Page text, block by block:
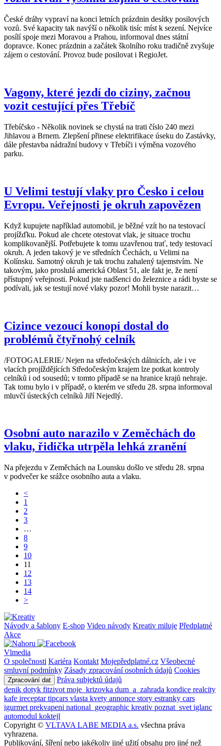
České dráhy vypraví na konci letních prázdnin desítky posilových
vozů. Své kapacity tak navýší o několik tisíc míst k sezení. Nejvíce
posílí spoje mezi Moravou a Prahou, informoval dnes státní
dopravce. Konec prázdnin a začátek školního roku tradičně zvyšuje
zájem o cestování. Provoz bude posilovat i RegioJet.
Vagony, které jezdí do ciziny, začnou
vozit cestující přes Třebíč
Třebíčsko - Několik novinek se chystá na trati číslo 240 mezi
Jihlavou a Brnem. Zlepšení přinese elektrifikace úseku do Zastávky,
dále přestavba nádražní budovy v Třebíči i výměna vozového
parku.
U Velimi testují vlaky pro Česko i celou
Evropu. Veřejnosti je okruh zapovězen
Když kupujete například automobil, je běžné vzít ho na testovací
projížďku. Pokud ale chcete otestovat vlak, je situace trochu
komplikovanější. Potřebujete k tomu uzavřenou trať, tedy testovací
okruh. A jeden takový je ve středních Čechách, u Velimi na
Kolínsku. Samotný okruh je tak trochu zahalený tajemstvím. Ne
takovým, jako proslulá americká Oblast 51, ale fakt je, že není
přístupný veřejnosti. Pokud jste nadšenci do železnice a rádi byste se
podívali, jak se testují nové vlaky pozor! Mohli byste narazit…
Cizince vezoucí konopí dostal do
problémů čtyřnohý celník
/FOTOGALERIE/ Nejen na středočeských dálnicích, ale i ve
vlacích projíždějících Středočeským krajem lze potkat kontroly
celníků i od sousedů; v tomto případě se na hranice krajů nehraje.
Tak tomu bylo i v případě, o kterém ve středu 28. srpna informoval
mluvčí ústeckých celníků Jiří Nejedlý.
Osobní auto narazilo v Zeměchách do
vlaku, řidička utrpěla lehká zranění
Na přejezdu v Zeměchách na Lounsku došlo ve středu 28. srpna
v podvečer ke srážce osobního auta a vlaku.
<
1
2
3
…
8
9
10
11
12
13
14
>
Návody a šablony E-shop Video návody Kreativ miluje Předplatné
Akce
Vlmedia
O společnosti Kariéra Kontakt Mojepředplatné.cz Všeobecné
smluvní podmínky Zásady zpracování osobních údajů Cookies
Zpracování dat
Práva subjektů údajů
denik dotyk fitzivot moje_krizovka dum_a_zahrada kondice realcity
kafe ireceptartipcars vlasta kvety annonce story estranky cars
igurmet prekvapeni national_geographic kreativ poznat_svet iglanc
automodul koktejl
Copyright © VLTAVA LABE MEDIA a.s. všechna práva
vyhrazena.
Publikování, šíření nebo jakékoliv jiné užití obsahu pro jiné než